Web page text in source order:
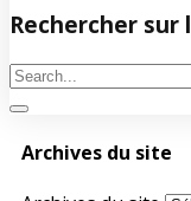
Rechercher sur
Archives du site